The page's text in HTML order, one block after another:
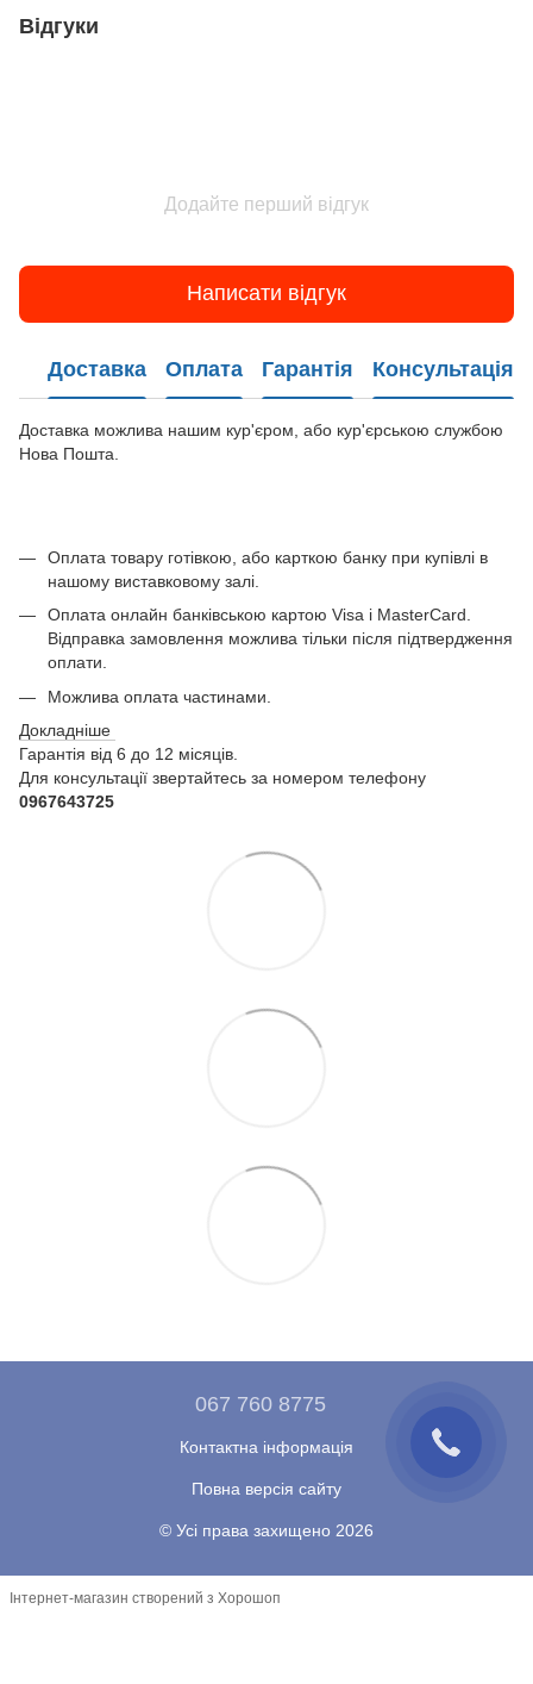
Відгуки
Додайте перший відгук
Написати відгук
Доставка Оплата Гарантія Консультація
Доставка можлива нашим кур'єром, або кур'єрською службою
Нова Пошта.
Оплата товару готівкою, або карткою банку при купівлі в
нашому виставковому залі.
Оплата онлайн банківською картою Visa і MasterCard.
Відправка замовлення можлива тільки після підтвердження
оплати.
Можлива оплата частинами.
Докладніше
Гарантія від 6 до 12 місяців.
Для консультації звертайтесь за номером телефону
0967643725
067 760 8775
Контактна інформація
Повна версія сайту
© Усі права захищено 2026
Інтернет-магазин створений з Хорошоп